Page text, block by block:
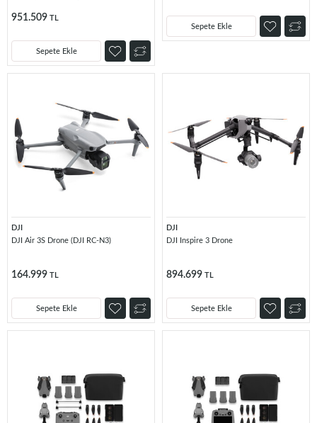
951.509 TL
Sepete Ekle
Sepete Ekle
DJI
DJI Air 3S Drone (DJI RC-N3)
164.999 TL
Sepete Ekle
DJI
DJI Inspire 3 Drone
894.699 TL
Sepete Ekle